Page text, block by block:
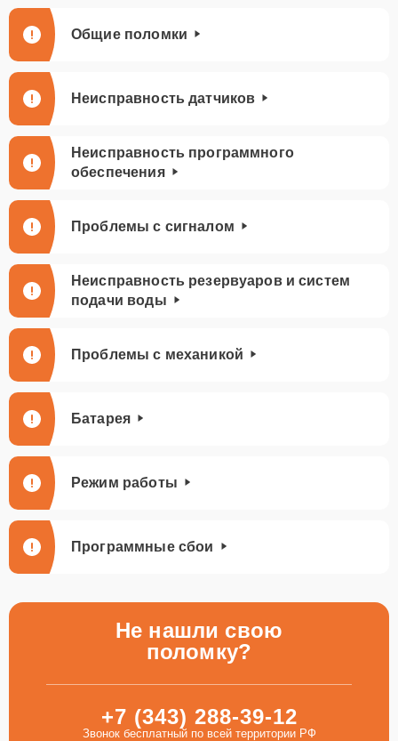
Общие поломки
Неисправность датчиков
Неисправность программного
обеспечения
Проблемы с сигналом
Неисправность резервуаров и систем
подачи воды
Проблемы с механикой
Батарея
Режим работы
Программные сбои
Не нашли свою
поломку?
+7 (343) 288-39-12
Звонок бесплатный по всей территории РФ